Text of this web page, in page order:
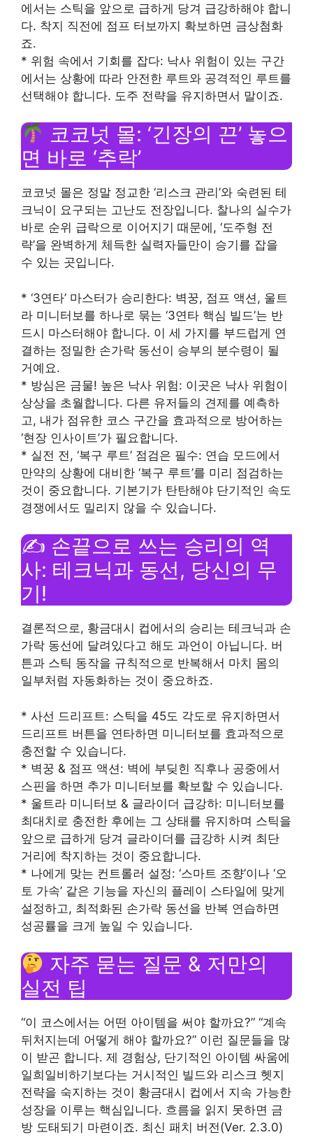
에서는 스틱을 앞으로 급하게 당겨 급강하해야 합니
다. 착지 직전에 점프 터보까지 확보하면 금상첨화
죠.
* 위험 속에서 기회를 잡다: 낙사 위험이 있는 구간
에서는 상황에 따라 안전한 루트와 공격적인 루트를
선택해야 합니다. 도주 전략을 유지하면서 말이죠.
코코넛 몰: ‘긴장의 끈’ 놓으
면 바로 ‘추락’
코코넛 몰은 정말 정교한 ‘리스크 관리’와 숙련된 테
크닉이 요구되는 고난도 전장입니다. 찰나의 실수가
바로 순위 급락으로 이어지기 때문에, ‘도주형 전
략’을 완벽하게 체득한 실력자들만이 승기를 잡을
수 있는 곳입니다.
* ‘3연타’ 마스터가 승리한다: 벽꿍, 점프 액션, 울트
라 미니터보를 하나로 묶는 ‘3연타 핵심 빌드’는 반
드시 마스터해야 합니다. 이 세 가지를 부드럽게 연
결하는 정밀한 손가락 동선이 승부의 분수령이 될
거예요.
* 방심은 금물! 높은 낙사 위험: 이곳은 낙사 위험이
상상을 초월합니다. 다른 유저들의 견제를 예측하
고, 내가 점유한 코스 구간을 효과적으로 방어하는
‘현장 인사이트’가 필요합니다.
* 실전 전, ‘복구 루트’ 점검은 필수: 연습 모드에서
만약의 상황에 대비한 ‘복구 루트’를 미리 점검하는
것이 중요합니다. 기본기가 탄탄해야 단기적인 속도
경쟁에서도 밀리지 않을 수 있습니다.
✍️ 손끝으로 쓰는 승리의 역
사: 테크닉과 동선, 당신의 무
기!
결론적으로, 황금대시 컵에서의 승리는 테크닉과 손
가락 동선에 달려있다고 해도 과언이 아닙니다. 버
튼과 스틱 동작을 규칙적으로 반복해서 마치 몸의
일부처럼 자동화하는 것이 중요하죠.
* 사선 드리프트: 스틱을 45도 각도로 유지하면서
드리프트 버튼을 연타하면 미니터보를 효과적으로
충전할 수 있습니다.
* 벽꿍 & 점프 액션: 벽에 부딪힌 직후나 공중에서
스핀을 하면 추가 미니터보를 확보할 수 있습니다.
* 울트라 미니터보 & 글라이더 급강하: 미니터보를
최대치로 충전한 후에는 그 상태를 유지하며 스틱을
앞으로 급하게 당겨 글라이더를 급강하 시켜 최단
거리에 착지하는 것이 중요합니다.
* 나에게 맞는 컨트롤러 설정: ‘스마트 조향’이나 ‘오
토 가속’ 같은 기능을 자신의 플레이 스타일에 맞게
설정하고, 최적화된 손가락 동선을 반복 연습하면
성공률을 크게 높일 수 있습니다.
자주 묻는 질문 & 저만의
실전 팁
“이 코스에서는 어떤 아이템을 써야 할까요?” “계속
뒤처지는데 어떻게 해야 할까요?” 이런 질문들을 많
이 받곤 합니다. 제 경험상, 단기적인 아이템 싸움에
일희일비하기보다는 거시적인 빌드와 리스크 헷지
전략을 숙지하는 것이 황금대시 컵에서 지속 가능한
성장을 이루는 핵심입니다. 흐름을 읽지 못하면 금
방 도태되기 마련이죠. 최신 패치 버전(Ver. 2.3.0)